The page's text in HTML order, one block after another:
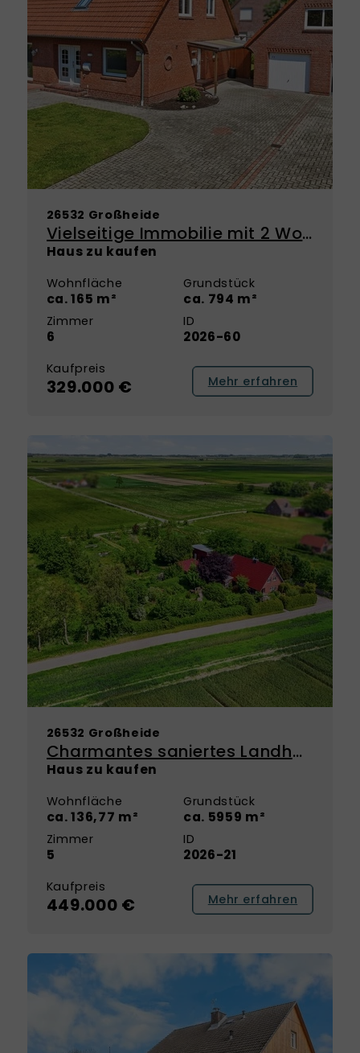
26532 Großheide
Vielseitige Immobilie mit 2 Wohneinheiten – Mehrgenerationen oder großzügiges Einfamilienhaus
Haus zu kaufen
Wohnfläche
ca. 165 m²
Grundstück
ca. 794 m²
Zimmer
6
ID
2026-60
Kaufpreis
329.000 € Mehr erfahren
26532 Großheide
Charmantes saniertes Landhaus mit großem Grundstück in Großheide
Haus zu kaufen
Wohnfläche
ca. 136,77 m²
Grundstück
ca. 5959 m²
Zimmer
5
ID
2026-21
Kaufpreis
449.000 € Mehr erfahren